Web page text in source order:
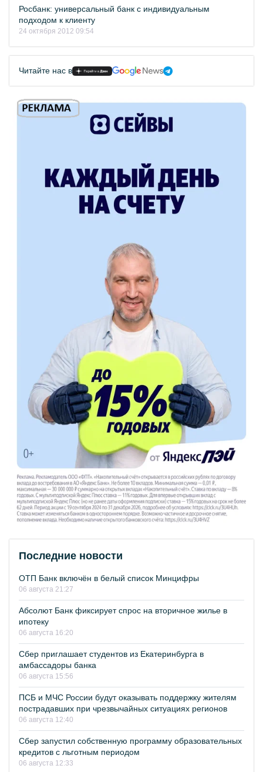
Росбанк: универсальный банк с индивидуальным
подходом к клиенту
24 октября 2012 09:54
Читайте нас в
Последние новости
ОТП Банк включён в белый список Минцифры
06 августа 21:27
Абсолют Банк фиксирует спрос на вторичное жилье в
ипотеку
06 августа 16:20
Сбер приглашает студентов из Екатеринбурга в
амбассадоры банка
06 августа 15:56
ПСБ и МЧС России будут оказывать поддержку жителям
пострадавших при чрезвычайных ситуациях регионов
06 августа 12:40
Сбер запустил собственную программу образовательных
кредитов с льготным периодом
06 августа 12:33